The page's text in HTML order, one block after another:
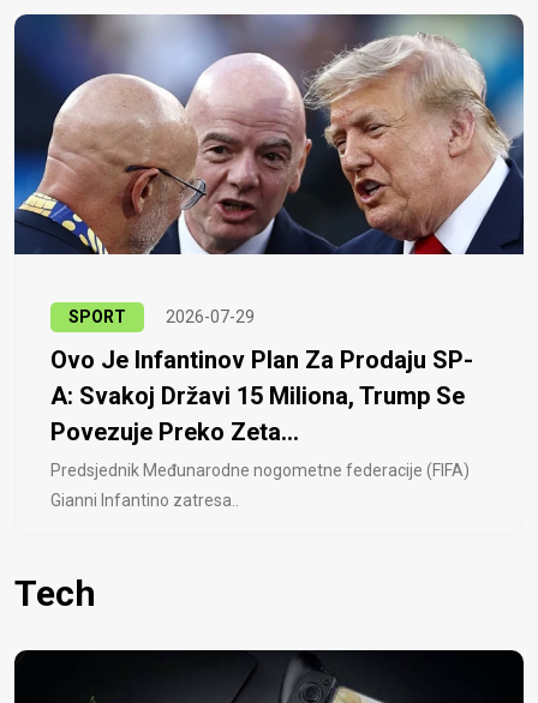
SPORT 2026-07-29
Ovo Je Infantinov Plan Za Prodaju SP-
A: Svakoj Državi 15 Miliona, Trump Se
Povezuje Preko Zeta...
Predsjednik Međunarodne nogometne federacije (FIFA)
Gianni Infantino zatresa..
Tech